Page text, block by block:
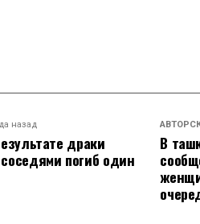
во
назад
драки
погиб один
В